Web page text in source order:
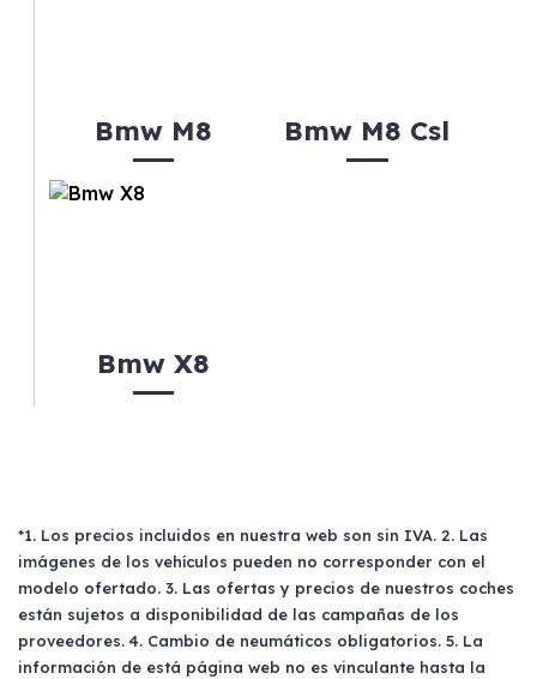
Bmw M8 Bmw M8 Csl
Bmw X8
*1. Los precios incluidos en nuestra web son sin IVA. 2. Las
imágenes de los vehículos pueden no corresponder con el
modelo ofertado. 3. Las ofertas y precios de nuestros coches
están sujetos a disponibilidad de las campañas de los
proveedores. 4. Cambio de neumáticos obligatorios. 5. La
información de está página web no es vinculante hasta la